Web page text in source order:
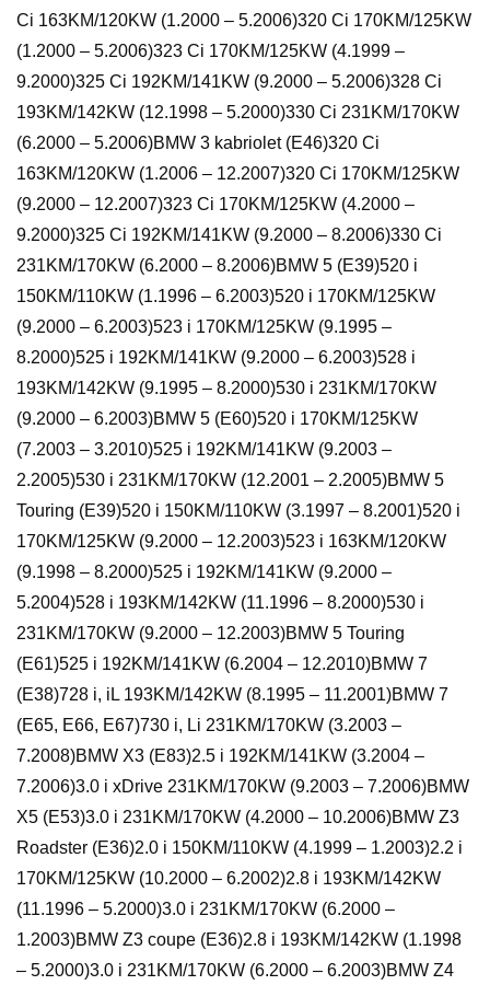
Ci 163KM/120KW (1.2000 – 5.2006)320 Ci 170KM/125KW
(1.2000 – 5.2006)323 Ci 170KM/125KW (4.1999 –
9.2000)325 Ci 192KM/141KW (9.2000 – 5.2006)328 Ci
193KM/142KW (12.1998 – 5.2000)330 Ci 231KM/170KW
(6.2000 – 5.2006)BMW 3 kabriolet (E46)320 Ci
163KM/120KW (1.2006 – 12.2007)320 Ci 170KM/125KW
(9.2000 – 12.2007)323 Ci 170KM/125KW (4.2000 –
9.2000)325 Ci 192KM/141KW (9.2000 – 8.2006)330 Ci
231KM/170KW (6.2000 – 8.2006)BMW 5 (E39)520 i
150KM/110KW (1.1996 – 6.2003)520 i 170KM/125KW
(9.2000 – 6.2003)523 i 170KM/125KW (9.1995 –
8.2000)525 i 192KM/141KW (9.2000 – 6.2003)528 i
193KM/142KW (9.1995 – 8.2000)530 i 231KM/170KW
(9.2000 – 6.2003)BMW 5 (E60)520 i 170KM/125KW
(7.2003 – 3.2010)525 i 192KM/141KW (9.2003 –
2.2005)530 i 231KM/170KW (12.2001 – 2.2005)BMW 5
Touring (E39)520 i 150KM/110KW (3.1997 – 8.2001)520 i
170KM/125KW (9.2000 – 12.2003)523 i 163KM/120KW
(9.1998 – 8.2000)525 i 192KM/141KW (9.2000 –
5.2004)528 i 193KM/142KW (11.1996 – 8.2000)530 i
231KM/170KW (9.2000 – 12.2003)BMW 5 Touring
(E61)525 i 192KM/141KW (6.2004 – 12.2010)BMW 7
(E38)728 i, iL 193KM/142KW (8.1995 – 11.2001)BMW 7
(E65, E66, E67)730 i, Li 231KM/170KW (3.2003 –
7.2008)BMW X3 (E83)2.5 i 192KM/141KW (3.2004 –
7.2006)3.0 i xDrive 231KM/170KW (9.2003 – 7.2006)BMW
X5 (E53)3.0 i 231KM/170KW (4.2000 – 10.2006)BMW Z3
Roadster (E36)2.0 i 150KM/110KW (4.1999 – 1.2003)2.2 i
170KM/125KW (10.2000 – 6.2002)2.8 i 193KM/142KW
(11.1996 – 5.2000)3.0 i 231KM/170KW (6.2000 –
1.2003)BMW Z3 coupe (E36)2.8 i 193KM/142KW (1.1998
– 5.2000)3.0 i 231KM/170KW (6.2000 – 6.2003)BMW Z4